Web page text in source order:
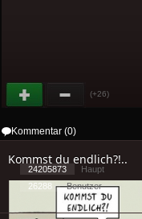
(+26)
Kommentar (0)
Kommst du endlich?!..
24205873 Haupt
26288
Benutzer